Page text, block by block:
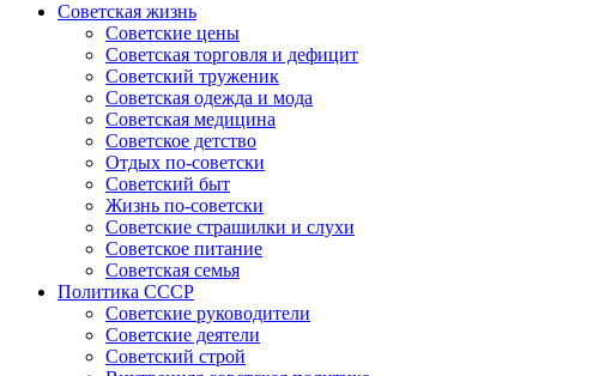
Советская жизнь
Советские цены
Советская торговля и дефицит
Советский труженик
Советская одежда и мода
Советская медицина
Советское детство
Отдых по-советски
Советский быт
Жизнь по-советски
Советские страшилки и слухи
Советское питание
Советская семья
Политика СССР
Советские руководители
Советские деятели
Советский строй